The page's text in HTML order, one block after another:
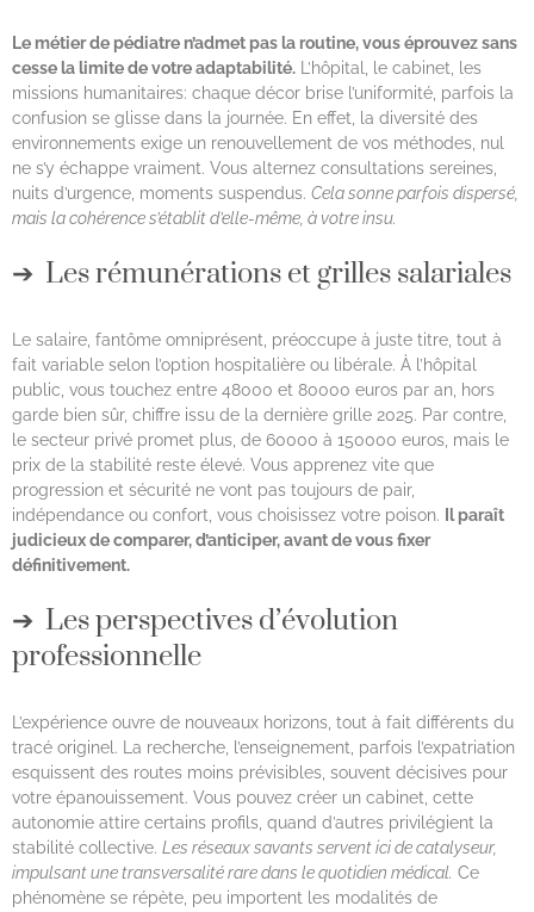
Le métier de pédiatre n’admet pas la routine, vous éprouvez sans
cesse la limite de votre adaptabilité. L’hôpital, le cabinet, les
missions humanitaires: chaque décor brise l’uniformité, parfois la
confusion se glisse dans la journée. En effet, la diversité des
environnements exige un renouvellement de vos méthodes, nul
ne s’y échappe vraiment. Vous alternez consultations sereines,
nuits d’urgence, moments suspendus. Cela sonne parfois dispersé,
mais la cohérence s’établit d’elle-même, à votre insu.
Les rémunérations et grilles salariales
Le salaire, fantôme omniprésent, préoccupe à juste titre, tout à
fait variable selon l’option hospitalière ou libérale. À l’hôpital
public, vous touchez entre 48000 et 80000 euros par an, hors
garde bien sûr, chiffre issu de la dernière grille 2025. Par contre,
le secteur privé promet plus, de 60000 à 150000 euros, mais le
prix de la stabilité reste élevé. Vous apprenez vite que
progression et sécurité ne vont pas toujours de pair,
indépendance ou confort, vous choisissez votre poison.
Il paraît
judicieux de comparer, d’anticiper, avant de vous fixer
définitivement.
Les perspectives d’évolution
professionnelle
L’expérience ouvre de nouveaux horizons, tout à fait différents du
tracé originel. La recherche, l’enseignement, parfois l’expatriation
esquissent des routes moins prévisibles, souvent décisives pour
votre épanouissement. Vous pouvez créer un cabinet, cette
autonomie attire certains profils, quand d’autres privilégient la
stabilité collective. Les réseaux savants servent ici de catalyseur,
impulsant une transversalité rare dans le quotidien médical. Ce
phénomène se répète, peu importent les modalités de